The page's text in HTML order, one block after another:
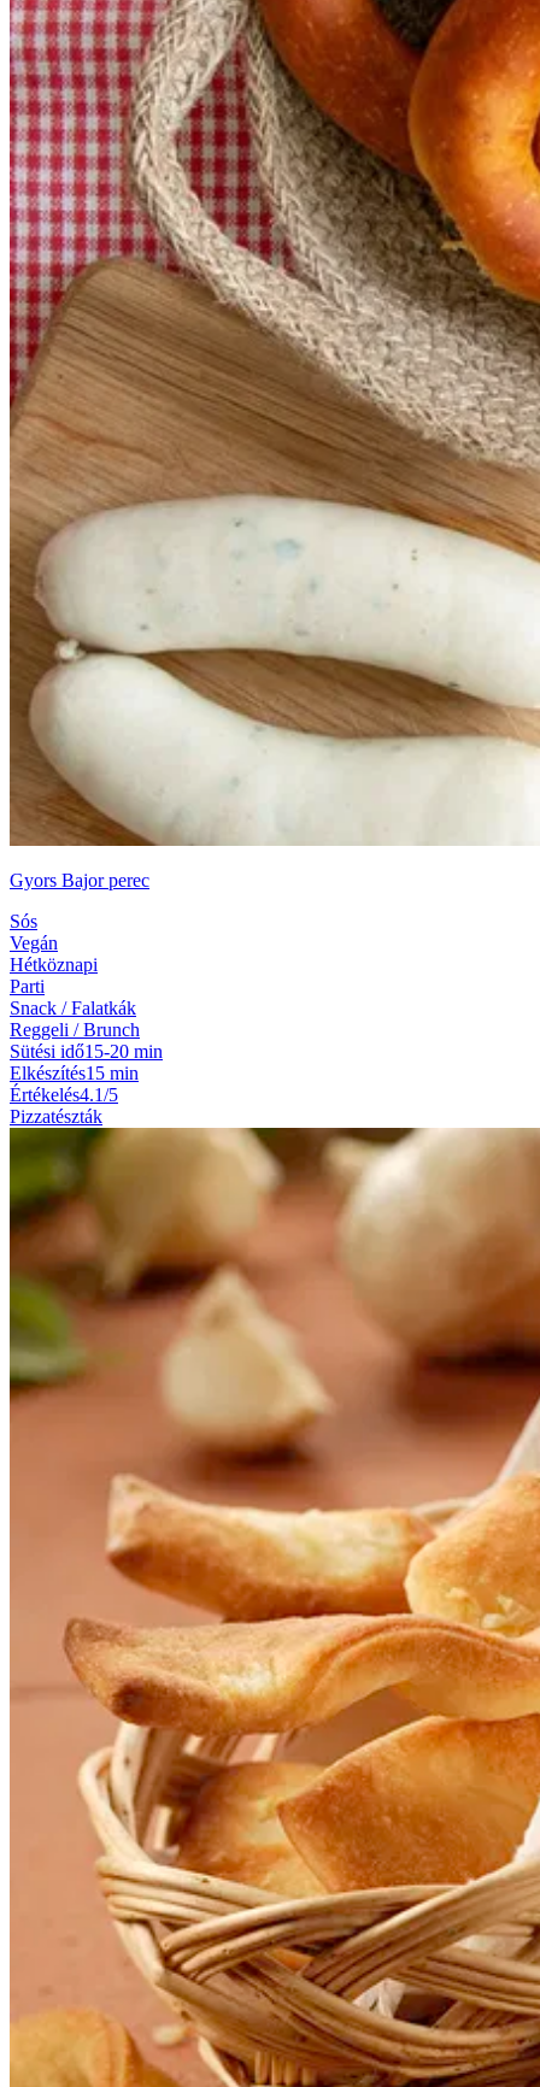
Gyors Bajor perec
Sós
Vegán
Hétköznapi
Parti
Snack / Falatkák
Reggeli / Brunch
Sütési idő15-20 min
Elkészítés15 min
Értékelés4.1/5
Pizzatészták